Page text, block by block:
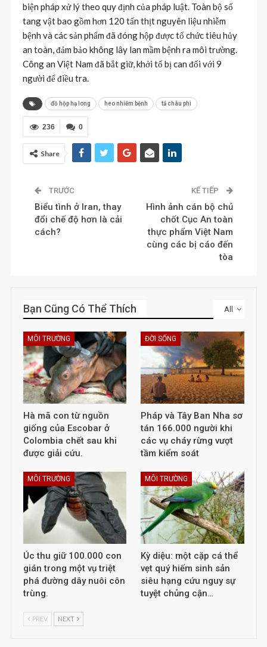
biện pháp xử lý theo quy định của pháp luật. Toàn bộ số
tang vật bao gồm hơn 120 tấn thịt nguyên liệu nhiễm
bệnh và các sản phẩm đã đóng hộp được tổ chức tiêu hủy
an toàn, đảm bảo không lây lan mầm bệnh ra môi trường.
Công an Việt Nam đã bắt giữ, khởi tố bị can đối với 9
người để điều tra.
đồ hộp hạ long heo nhiễm bệnh tả châu phi
0
236
Share
TRƯỚC
Biểu tình ở Iran, thay
đổi chế độ hơn là cải
cách?
KẾ TIẾP
Hình ảnh cán bộ chủ
chốt Cục An toàn
thực phẩm Việt Nam
cùng các bị cáo đến
tòa
All
Bạn Cũng Có Thể Thích
MÔI TRƯỜNG
Hà mã con từ nguồn
giống của Escobar ở
Colombia chết sau khi
được giải cứu.
ĐỜI SỐNG
Pháp và Tây Ban Nha sơ
tán 166.000 người khi
các vụ cháy rừng vượt
tầm kiểm soát
MÔI TRƯỜNG
Úc thu giữ 100.000 con
gián trong một vụ triệt
phá đường dây nuôi côn
trùng.
MÔI TRƯỜNG
Kỳ diệu: một cặp cá thể
vẹt quý hiếm sinh sản
siêu hạng cứu nguy sự
tuyệt chủng cận…
PREV NEXT